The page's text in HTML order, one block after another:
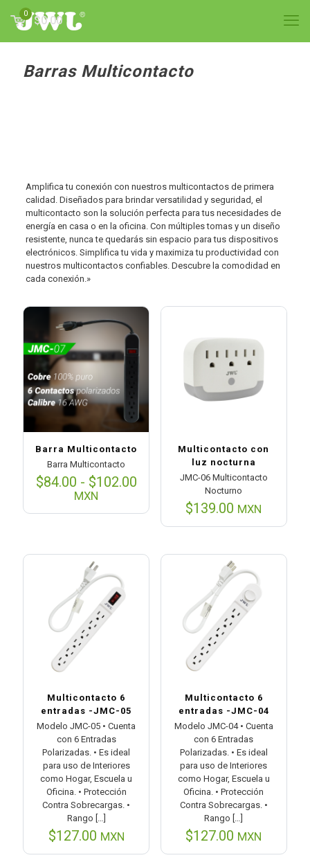
0
$0.00
Barras Multicontacto
Amplifica tu conexión con nuestros multicontactos de primera
calidad. Diseñados para brindar versatilidad y seguridad, el
multicontacto son la solución perfecta para tus necesidades de
energía en casa o en la oficina. Con múltiples tomas y un diseño
resistente, nunca te quedarás sin espacio para tus dispositivos
electrónicos. Simplifica tu vida y maximiza tu productividad con
nuestros multicontactos confiables. Descubre la comodidad en
cada conexión.»
Barra Multicontacto
Barra Multicontacto
$84.00 - $102.00Rango
precios:
desde
$102.00
MXN
Multicontacto con
luz nocturna
JMC-06 Multicontacto
Nocturno
$139.00 MXN
Multicontacto 6
entradas -JMC-05
Modelo JMC-05 • Cuenta
con 6 Entradas
Polarizadas. • Es ideal
para uso de Interiores
como Hogar, Escuela u
Oficina. • Protección
Contra Sobrecargas. •
Rango […]
$127.00 MXN
Multicontacto 6
entradas -JMC-04
Modelo JMC-04 • Cuenta
con 6 Entradas
Polarizadas. • Es ideal
para uso de Interiores
como Hogar, Escuela u
Oficina. • Protección
Contra Sobrecargas. •
Rango […]
$127.00 MXN